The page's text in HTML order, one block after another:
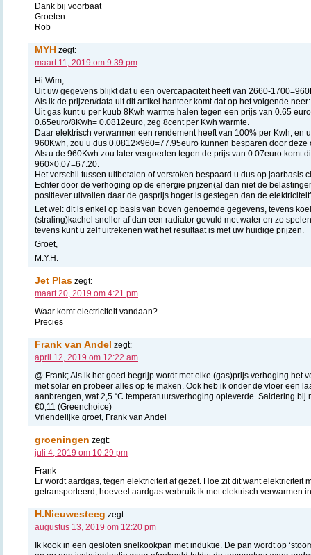
Dank bij voorbaat
Groeten
Rob
MYH zegt:
maart 11, 2019 om 9:39 pm
Hi Wim,
Uit uw gegevens blijkt dat u een overcapaciteit heeft van 2660-
Als ik de prijzen/data uit dit artikel hanteer komt dat op het volgende neer:
Uit gas kunt u per kuub 8Kwh warmte halen tegen een prijs van 0.65
0.65euro/8Kwh= 0.0812euro, zeg 8cent per Kwh warmte.
Daar elektrisch verwarmen een rendement heeft van 100% per Kwh, en
960Kwh, zou u dus 0.0812×960=77.95euro kunnen besparen door deze
Als u de 960Kwh zou later vergoeden tegen de prijs van 0.07euro komt
960×0.07=67.20.
Het verschil tussen uitbetalen of verstoken bespaard u dus op jaarbasis
Echter door de verhoging op de energie prijzen(al dan niet de
positiever uitvallen daar de gasprijs hoger is gestegen dan de
Let wel: dit is enkel op basis van boven genoemde gegevens, tevens
(straling)kachel sneller af dan een radiator gevuld met water en zo
tevens kunt u zelf uitrekenen wat het resultaat is met uw huidige prijzen.
Groet,
M.Y.H.
Jet Plas zegt:
maart 20, 2019 om 4:21 pm
Waar komt electriciteit vandaan?
Precies
Frank van Andel zegt:
april 12, 2019 om 12:22 am
@ Frank; Als ik het goed begrijp wordt met elke (gas)prijs verhoging het
met solar en probeer alles op te maken. Ook heb ik onder de vloer een
aanbrengen, wat 2,5 “C temperatuursverhoging opleverde. Saldering bij
€0,11 (Greenchoice)
Vriendelijke groet, Frank van Andel
groeningen zegt:
juli 4, 2019 om 10:29 pm
Frank
Er wordt aardgas, tegen elektriciteit af gezet. Hoe zit dit want elektriciteit
getransporteerd, hoeveel aardgas verbruik ik met elektrisch verwarmen
H.Nieuwesteeg zegt:
augustus 13, 2019 om 12:20 pm
Ik kook in een gesloten snelkookpan met induktie. De pan wordt op